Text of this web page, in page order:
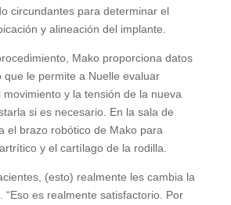
circundantes para determinar el
y alineación del implante.
Mako proporciona datos
que le permite a Nuelle evaluar
y la tensión de la nueva
si es necesario. En la sala de
el brazo robótico de Mako para
y el cartílago de la rodilla.
(esto) realmente les cambia la
“Eso es realmente satisfactorio. Por